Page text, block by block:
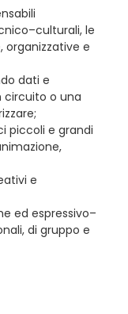
le
e
dati e
circuito o una
piccoli e grandi
e
ed espressivo–
di gruppo e